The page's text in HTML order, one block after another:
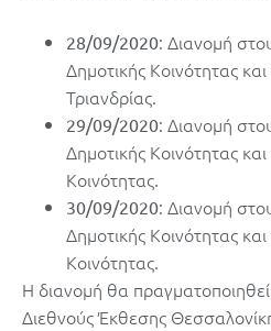
28/09/2020: Διανομή
Δημοτικής Κοινότητας
Τριανδρίας.
29/09/2020: Διανομή
Δημοτικής Κοινότητας
Κοινότητας.
30/09/2020: Διανομή
Δημοτικής Κοινότητας
Κοινότητας.
Η διανομή θα
Διεθνούς Έκθεσης